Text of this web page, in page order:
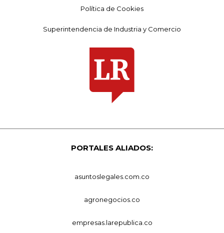
Política de Cookies
Superintendencia de Industria y Comercio
PORTALES ALIADOS:
asuntoslegales.com.co
agronegocios.co
empresas.larepublica.co